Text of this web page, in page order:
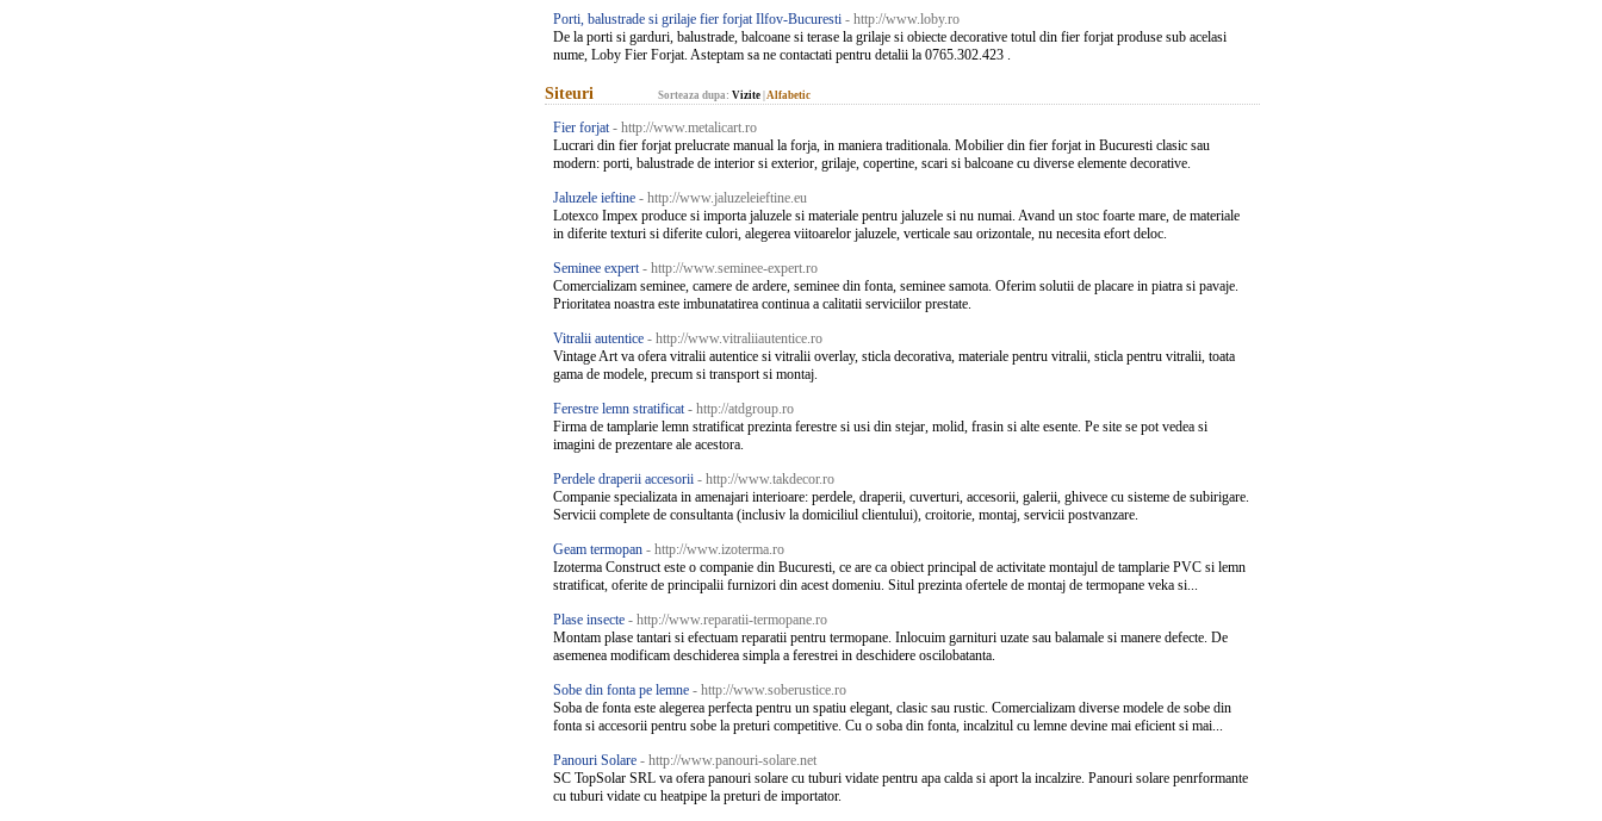
Porti, balustrade si grilaje fier forjat Ilfov-Bucuresti - http://www.loby.ro
De la porti si garduri, balustrade, balcoane si terase la grilaje si obiecte decorative totul din fier forjat produse sub acelasi
nume, Loby Fier Forjat. Asteptam sa ne contactati pentru detalii la 0765.302.423 .
Siteuri Sorteaza dupa: Vizite Alfabetic
Fier forjat - http://www.metalicart.ro
Lucrari din fier forjat prelucrate manual la forja, in maniera traditionala. Mobilier din fier forjat in Bucuresti clasic sau
modern: porti, balustrade de interior si exterior, grilaje, copertine, scari si balcoane cu diverse elemente decorative.
Jaluzele ieftine - http://www.jaluzeleieftine.eu
Lotexco Impex produce si importa jaluzele si materiale pentru jaluzele si nu numai. Avand un stoc foarte mare, de materiale
in diferite texturi si diferite culori, alegerea viitoarelor jaluzele, verticale sau orizontale, nu necesita efort deloc.
Seminee expert - http://www.seminee-expert.ro
Comercializam seminee, camere de ardere, seminee din fonta, seminee samota. Oferim solutii de placare in piatra si pavaje.
Prioritatea noastra este imbunatatirea continua a calitatii serviciilor prestate.
Vitralii autentice - http://www.vitraliiautentice.ro
Vintage Art va ofera vitralii autentice si vitralii overlay, sticla decorativa, materiale pentru vitralii, sticla pentru vitralii, toata
gama de modele, precum si transport si montaj.
Ferestre lemn stratificat - http://atdgroup.ro
Firma de tamplarie lemn stratificat prezinta ferestre si usi din stejar, molid, frasin si alte esente. Pe site se pot vedea si
imagini de prezentare ale acestora.
Perdele draperii accesorii - http://www.takdecor.ro
Companie specializata in amenajari interioare: perdele, draperii, cuverturi, accesorii, galerii, ghivece cu sisteme de subirigare.
Servicii complete de consultanta (inclusiv la domiciliul clientului), croitorie, montaj, servicii postvanzare.
Geam termopan - http://www.izoterma.ro
Izoterma Construct este o companie din Bucuresti, ce are ca obiect principal de activitate montajul de tamplarie PVC si lemn
stratificat, oferite de principalii furnizori din acest domeniu. Situl prezinta ofertele de montaj de termopane veka si...
Plase insecte - http://www.reparatii-termopane.ro
Montam plase tantari si efectuam reparatii pentru termopane. Inlocuim garnituri uzate sau balamale si manere defecte. De
asemenea modificam deschiderea simpla a ferestrei in deschidere oscilobatanta.
Sobe din fonta pe lemne - http://www.soberustice.ro
Soba de fonta este alegerea perfecta pentru un spatiu elegant, clasic sau rustic. Comercializam diverse modele de sobe din
fonta si accesorii pentru sobe la preturi competitive. Cu o soba din fonta, incalzitul cu lemne devine mai eficient si mai...
Panouri Solare - http://www.panouri-solare.net
SC TopSolar SRL va ofera panouri solare cu tuburi vidate pentru apa calda si aport la incalzire. Panouri solare penrformante
cu tuburi vidate cu heatpipe la preturi de importator.